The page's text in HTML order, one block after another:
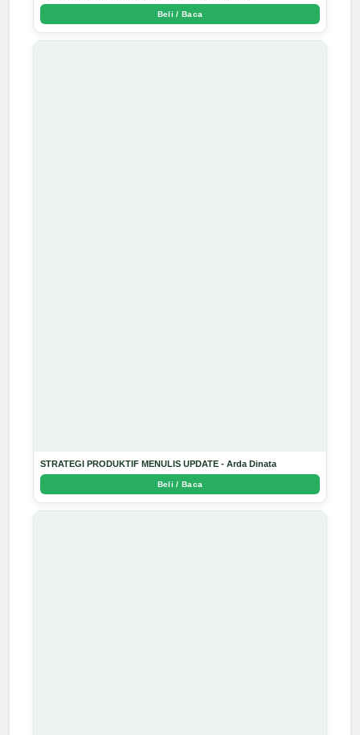
Beli / Baca
STRATEGI PRODUKTIF MENULIS UPDATE - Arda Dinata
Beli / Baca